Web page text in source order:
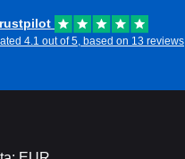
4.1 out of 5, based on 13 reviews